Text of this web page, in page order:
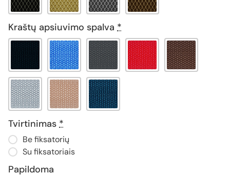
Kraštų apsiuvimo spalva *
Tvirtinimas *
Be fiksatorių
Su fiksatoriais
Papildoma